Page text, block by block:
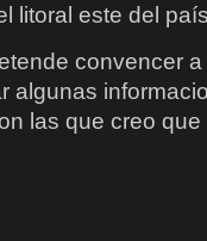
litoral este del
convencer
algunas
las que creo